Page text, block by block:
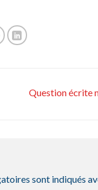
Question écrite
sont indiqués